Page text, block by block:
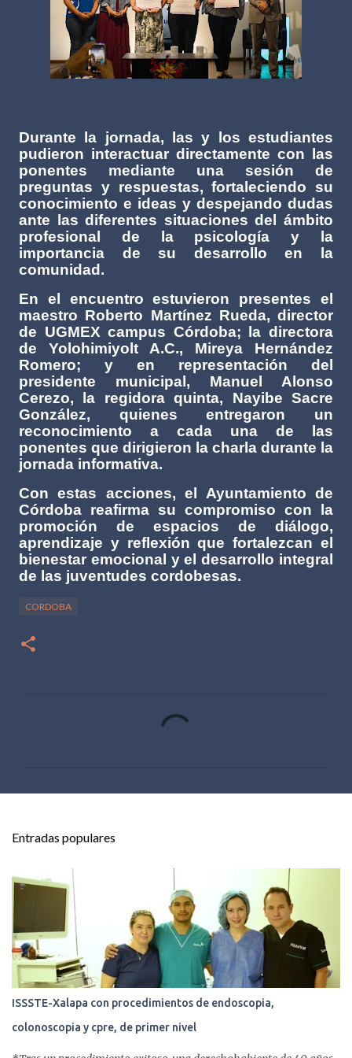
Durante la jornada, las y los estudiantes
pudieron interactuar directamente con las
ponentes mediante una sesión de
preguntas y respuestas, fortaleciendo su
conocimiento e ideas y despejando dudas
ante las diferentes situaciones del ámbito
profesional de la psicología y la
importancia de su desarrollo en la
comunidad.
En el encuentro estuvieron presentes el
maestro Roberto Martínez Rueda, director
de UGMEX campus Córdoba; la directora
de Yolohimiyolt A.C., Mireya Hernández
Romero; y en representación del
presidente municipal, Manuel Alonso
Cerezo, la regidora quinta, Nayibe Sacre
González, quienes entregaron un
reconocimiento a cada una de las
ponentes que dirigieron la charla durante la
jornada informativa.
Con estas acciones, el Ayuntamiento de
Córdoba reafirma su compromiso con la
promoción de espacios de diálogo,
aprendizaje y reflexión que fortalezcan el
bienestar emocional y el desarrollo integral
de las juventudes cordobesas.
CORDOBA
s
Entradas populares
ISSSTE-Xalapa con procedimientos de endoscopia,
colonoscopia y cpre, de primer nivel